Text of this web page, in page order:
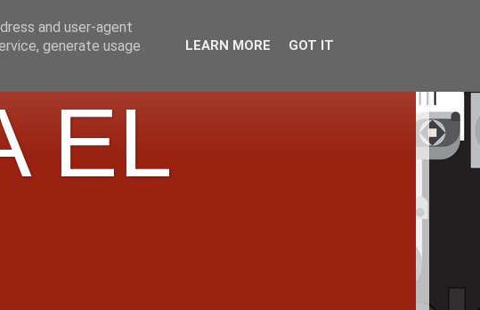
EL
and user-agent
generate usage
LEARN MORE GOT IT